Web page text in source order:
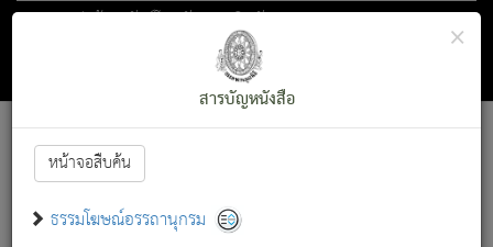
ตอน 1 ว่าด้วย สัตว์โลกกับจตุราริยสัจ
สารบัญ×
สารบัญหนังสือ
หน้าจอสืบค้น
ธรรมโฆษณ์อรรถานุกรม
Font :15 ]||
สัตว์โลกนี้ เกิดความเดือดร้อนแล้ว มีผัสสะบังหน้า